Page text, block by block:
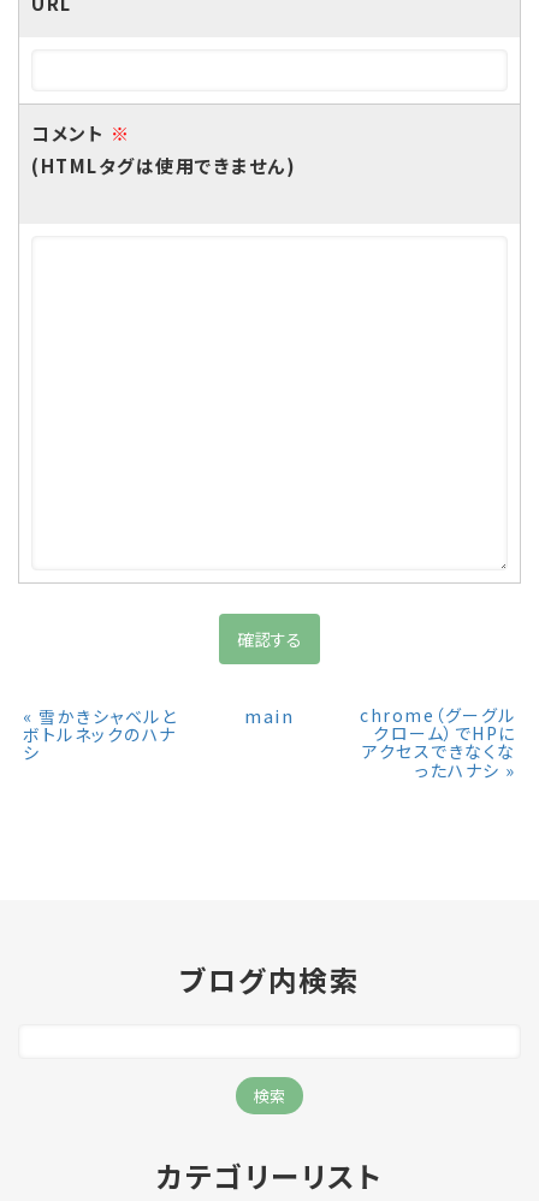
コメント ※
(HTMLタグは使用できません)
« 雪かきシャベルと
ボトルネックのハナ
シ
main chrome（グーグル
クローム）でHPに
アクセスできなくな
ったハナシ »
ブログ内検索
カテゴリーリスト